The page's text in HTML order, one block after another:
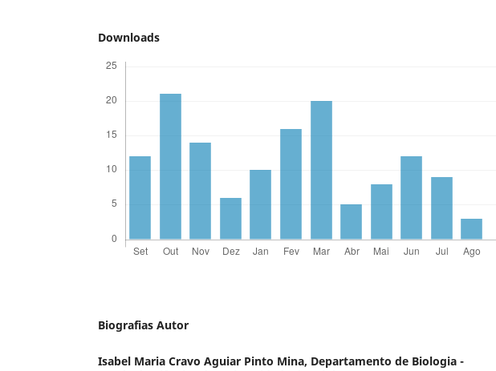
Downloads
Biografias Autor
Isabel Maria Cravo Aguiar Pinto Mina, Departamento de Biologia -